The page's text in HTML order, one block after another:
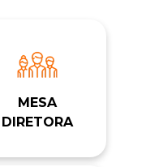
MESA
DIRETORA